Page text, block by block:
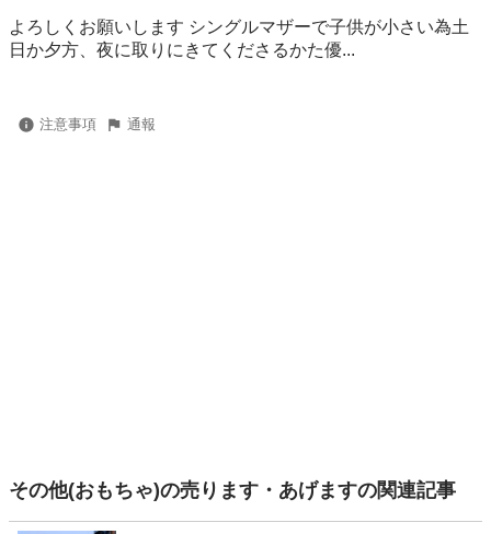
よろしくお願いします シングルマザーで子供が小さい為土
日か夕方、夜に取りにきてくださるかた優...
注意事項 通報
その他(おもちゃ)の売ります・あげますの関連記事